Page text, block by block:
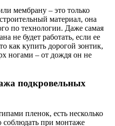
мембрану – это только
материал, она
по технологии. Даже самая
не будет работать, если ее
как купить дорогой зонтик,
ногами – от дождя он не
подкровельных
пленок, есть несколько
при монтаже